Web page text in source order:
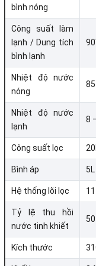
Máy lọc nước
SMAX mạnh mẽ
Sản phẩm hoạt
hiệu suất cao vượt
thọ và tiết kiệm
Nước sau lọc bổ
Nhờ việc được
cao kết hợp với lõi
lọc còn được bổ
khỏe, cải thiện hàm
bình nóng
Công suất làm
lạnh / Dung tích
bình lạnh
Nhiệt độ nước
nóng
Nhiệt độ nước
lạnh
8
Công suất lọc
Bình áp 5L
Hệ thống lõi lọc
Tỷ lệ thu hồi
nước tinh khiết
Kích thước